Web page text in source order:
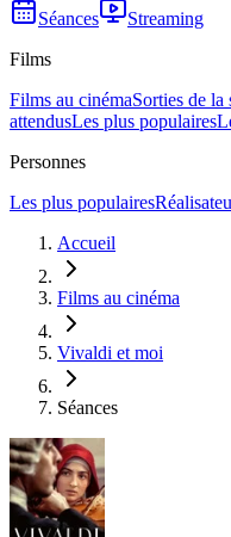
Séances
Streaming
Films
Films au cinémaSorties de la
attendusLes plus populaires
Personnes
Les plus populaires
Accueil
Films au cinéma
Vivaldi et moi
Séances